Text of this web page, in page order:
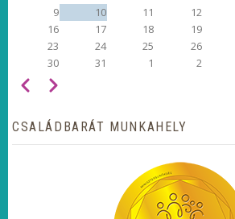
9
10 11 12
16
17 18 19
23
24 25 26
30
31 1 2
OLDALSZÁMOZÁS
Előző Következő
CSALÁDBARÁT MUNKAHELY